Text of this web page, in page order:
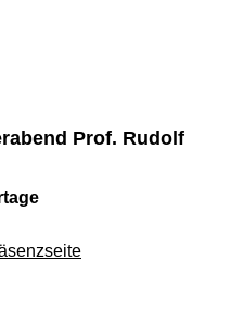
Prof. Rudolf